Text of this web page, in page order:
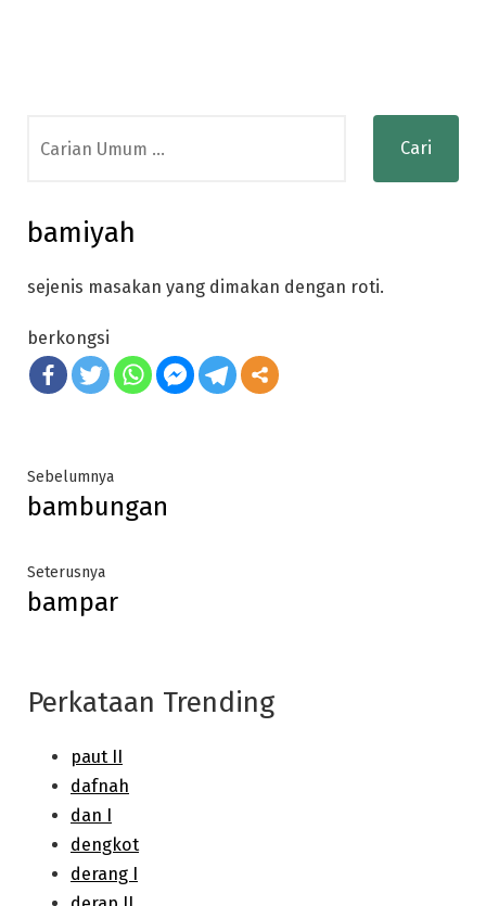
for:
bamiyah
sejenis masakan yang dimakan dengan roti.
berkongsi
Post
navigation
SebelumnyaPrevious
post:
bambungan
SeterusnyaNext
post:
bampar
Perkataan Trending